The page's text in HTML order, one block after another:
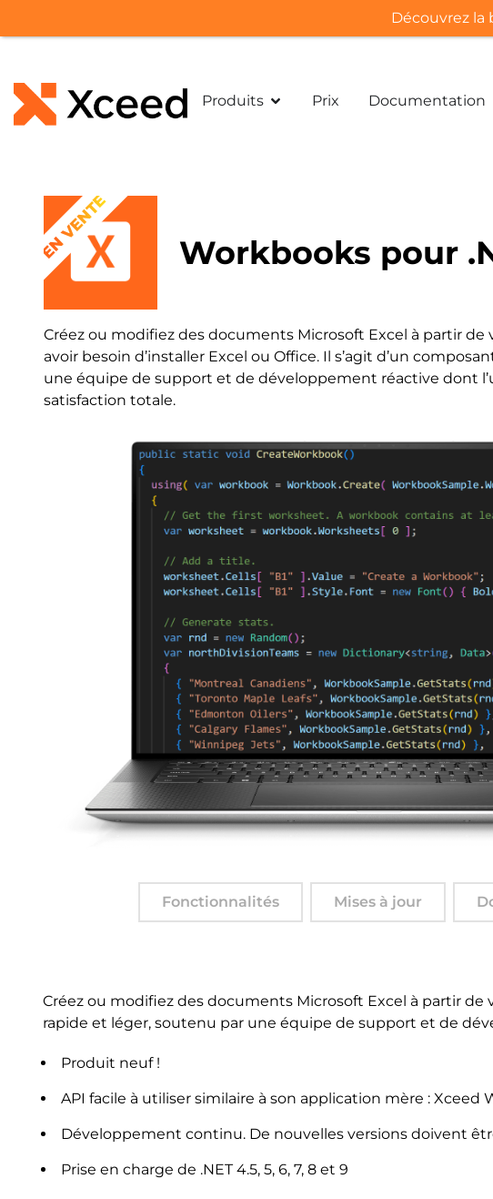
Produits Prix Documentation
EN VENTE Workbooks pour
Créez ou modifiez des documents Microsoft Excel à partir de
avoir besoin d’installer Excel ou Office. Il s’agit d’un
une équipe de support et de développement réactive dont
satisfaction totale.
Fonctionnalités Mises à jour
Créez ou modifiez des documents Microsoft Excel à partir de
rapide et léger, soutenu par une équipe de support et de
Produit neuf !
API facile à utiliser similaire à son application mère : Xceed
Développement continu. De nouvelles versions doivent
Prise en charge de .NET 4.5, 5, 6, 7, 8 et 9
Découvrez la